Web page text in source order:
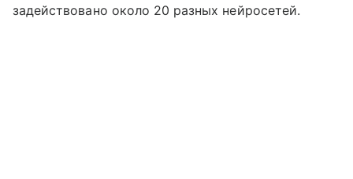
задействовано около 20 разных нейросетей.